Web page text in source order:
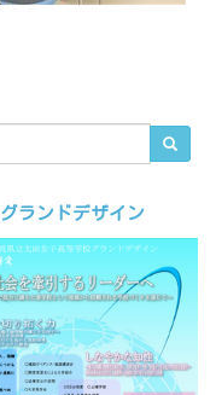
グランドデザイン